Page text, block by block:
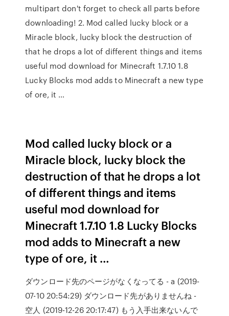
multipart don't forget to check all parts before
downloading! 2. Mod called lucky block or a
Miracle block, lucky block the destruction of
that he drops a lot of different things and items
useful mod download for Minecraft 1.7.10 1.8
Lucky Blocks mod adds to Minecraft a new type
of ore, it …
Mod called lucky block or a
Miracle block, lucky block the
destruction of that he drops a lot
of different things and items
useful mod download for
Minecraft 1.7.10 1.8 Lucky Blocks
mod adds to Minecraft a new
type of ore, it …
ダウンロード先のページがなくなってる - a (2019-
07-10 20:54:29) ダウンロード先がありませんね -
空人 (2019-12-26 20:17:47) もう入手出来ないんで